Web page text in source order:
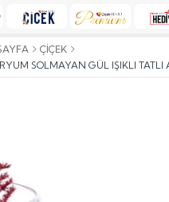
ÇIÇEK
SOLMAYAN GÜL IŞIKLI TATLI